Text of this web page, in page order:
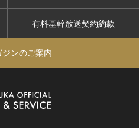
有料基幹放送契約約款
ジンのご案内